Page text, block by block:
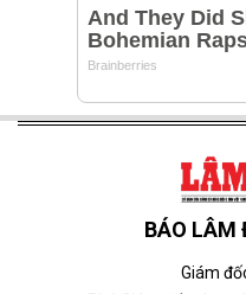
BÁO LÂM
Giám